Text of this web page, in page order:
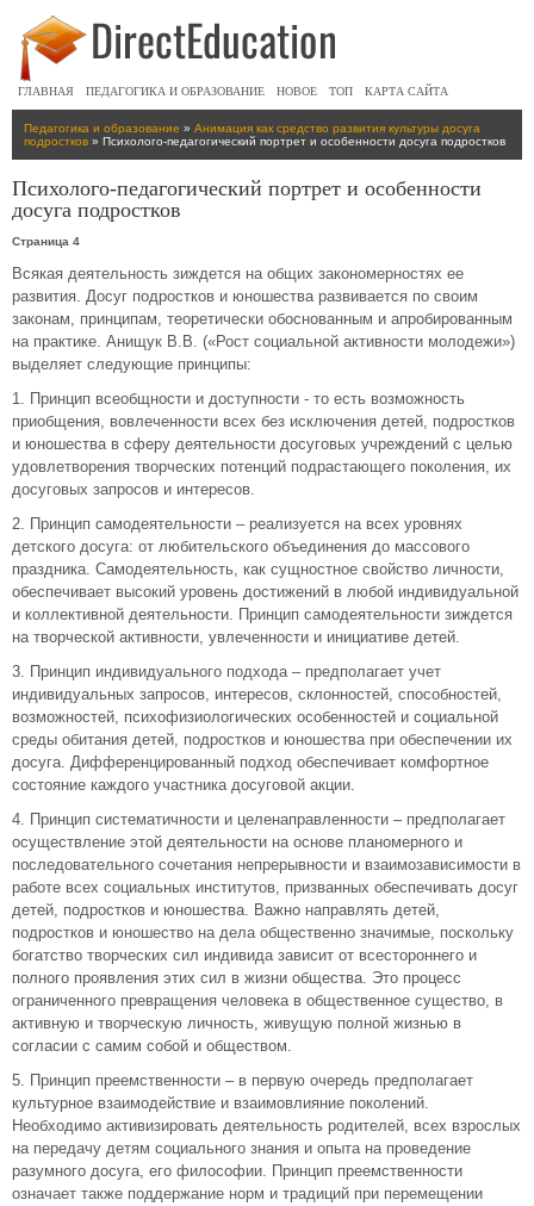
ГЛАВНАЯ ПЕДАГОГИКА И ОБРАЗОВАНИЕ НОВОЕ ТОП КАРТА САЙТА
Педагогика и образование » Анимация как средство развития культуры досуга
подростков » Психолого-педагогический портрет и особенности досуга подростков
Психолого-педагогический портрет и особенности
досуга подростков
Страница 4
Всякая деятельность зиждется на общих закономерностях ее
развития. Досуг подростков и юношества развивается по своим
законам, принципам, теоретически обоснованным и апробированным
на практике. Анищук В.В. («Рост социальной активности молодежи»)
выделяет следующие принципы:
1. Принцип всеобщности и доступности - то есть возможность
приобщения, вовлеченности всех без исключения детей, подростков
и юношества в сферу деятельности досуговых учреждений с целью
удовлетворения творческих потенций подрастающего поколения, их
досуговых запросов и интересов.
2. Принцип самодеятельности – реализуется на всех уровнях
детского досуга: от любительского объединения до массового
праздника. Самодеятельность, как сущностное свойство личности,
обеспечивает высокий уровень достижений в любой индивидуальной
и коллективной деятельности. Принцип самодеятельности зиждется
на творческой активности, увлеченности и инициативе детей.
3. Принцип индивидуального подхода – предполагает учет
индивидуальных запросов, интересов, склонностей, способностей,
возможностей, психофизиологических особенностей и социальной
среды обитания детей, подростков и юношества при обеспечении их
досуга. Дифференцированный подход обеспечивает комфортное
состояние каждого участника досуговой акции.
4. Принцип систематичности и целенаправленности – предполагает
осуществление этой деятельности на основе планомерного и
последовательного сочетания непрерывности и взаимозависимости в
работе всех социальных институтов, призванных обеспечивать досуг
детей, подростков и юношества. Важно направлять детей,
подростков и юношество на дела общественно значимые, поскольку
богатство творческих сил индивида зависит от всестороннего и
полного проявления этих сил в жизни общества. Это процесс
ограниченного превращения человека в общественное существо, в
активную и творческую личность, живущую полной жизнью в
согласии с самим собой и обществом.
5. Принцип преемственности – в первую очередь предполагает
культурное взаимодействие и взаимовлияние поколений.
Необходимо активизировать деятельность родителей, всех взрослых
на передачу детям социального знания и опыта на проведение
разумного досуга, его философии. Принцип преемственности
означает также поддержание норм и традиций при перемещении